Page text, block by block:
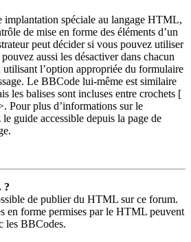
implantation spéciale au langage HTML,
de mise en forme des éléments d’un
peut décider si vous pouvez utiliser
aussi les désactiver dans chacun
utilisant l’option appropriée du formulaire
Le BBCode lui-même est similaire
les balises sont incluses entre crochets [
Pour plus d’informations sur le
guide accessible depuis la page de
?
de publier du HTML sur ce forum.
en forme permises par le HTML peuvent
les BBCodes.